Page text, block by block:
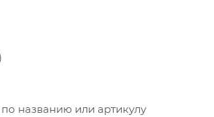
названию или артикулу